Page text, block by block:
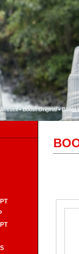
Accueil•Boost Original•Boost